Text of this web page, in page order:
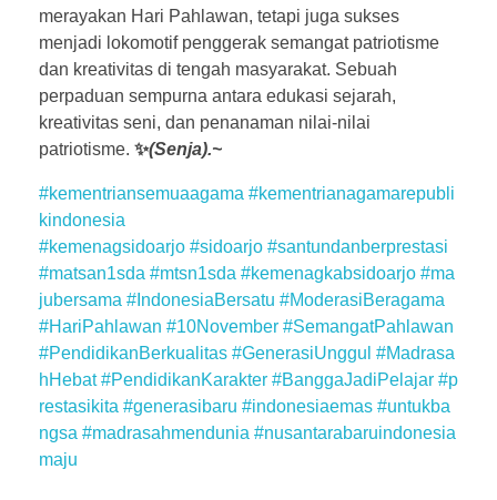
merayakan Hari Pahlawan, tetapi juga sukses
menjadi lokomotif penggerak semangat patriotisme
dan kreativitas di tengah masyarakat. Sebuah
perpaduan sempurna antara edukasi sejarah,
kreativitas seni, dan penanaman nilai-nilai
patriotisme. ✨(Senja).~
#kementriansemuaagama #kementrianagamarepubli
kindonesia
#kemenagsidoarjo #sidoarjo #santundanberprestasi
#matsan1sda #mtsn1sda #kemenagkabsidoarjo #ma
jubersama #IndonesiaBersatu #ModerasiBeragama
#HariPahlawan #10November #SemangatPahlawan
#PendidikanBerkualitas #GenerasiUnggul #Madrasa
hHebat #PendidikanKarakter #BanggaJadiPelajar #p
restasikita #generasibaru #indonesiaemas #untukba
ngsa #madrasahmendunia #nusantarabaruindonesia
maju